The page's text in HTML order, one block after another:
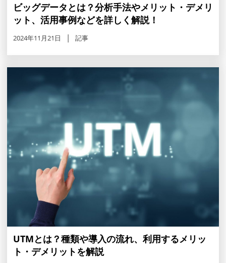
ビッグデータとは？分析手法やメリット・デメリ
ット、活用事例などを詳しく解説！
2024年11月21日 記事
UTMとは？種類や導入の流れ、利用するメリッ
ト・デメリットを解説